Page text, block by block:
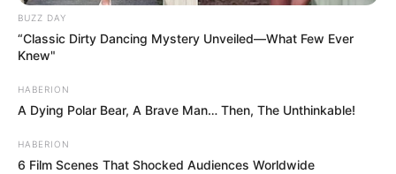
BUZZ DAY
“Classic Dirty Dancing Mystery Unveiled—What Few Ever
Knew"
HABERION
A Dying Polar Bear, A Brave Man… Then, The Unthinkable!
HABERION
6 Film Scenes That Shocked Audiences Worldwide